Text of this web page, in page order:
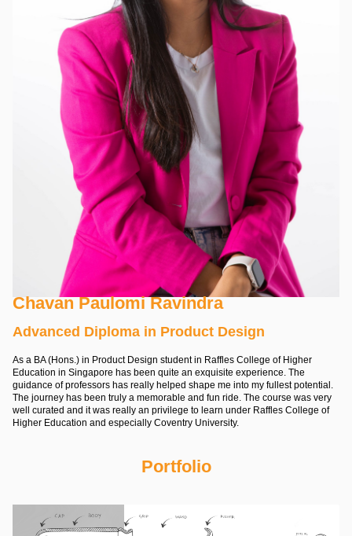
Chavan Paulomi Ravindra
Advanced Diploma in Product Design
As a BA (Hons.) in Product Design student in Raffles College of Higher
Education in Singapore has been quite an exquisite experience. The
guidance of professors has really helped shape me into my fullest potential.
The journey has been truly a memorable and fun ride. The course was very
well curated and it was really an privilege to learn under Raffles College of
Higher Education and especially Coventry University.
Portfolio